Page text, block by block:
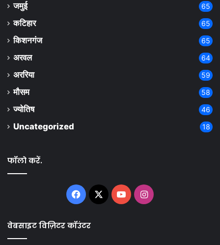
जमुई 65
कटिहार 65
किशनगंज 65
अरवल 64
अररिया 59
मौसम 58
ज्योतिष 46
Uncategorized 18
फॉलो करें.
Facebook
X YouTubeInstagram
वेबसाइट विज़िटर कॉउंटर